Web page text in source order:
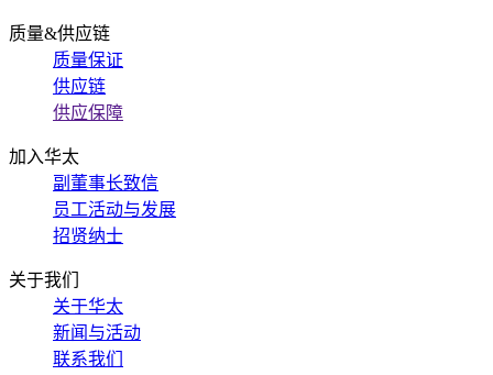
质量&供应链
质量保证
供应链
供应保障
加入华太
副董事长致信
员工活动与发展
招贤纳士
关于我们
关于华太
新闻与活动
联系我们